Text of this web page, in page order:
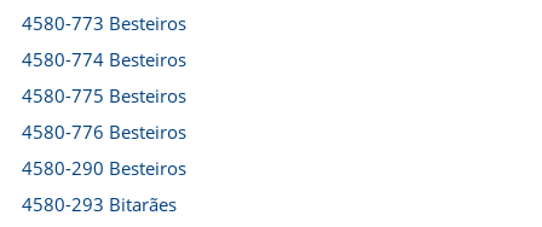
4580-773 Besteiros
4580-774 Besteiros
4580-775 Besteiros
4580-776 Besteiros
4580-290 Besteiros
4580-293 Bitarães